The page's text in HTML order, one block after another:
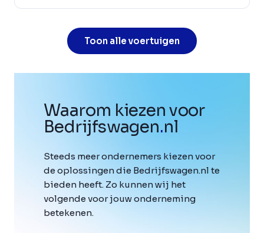
Toon alle voertuigen
Waarom kiezen voor
Bedrijfswagen.nl
Steeds meer ondernemers kiezen voor
de oplossingen die Bedrijfswagen.nl te
bieden heeft. Zo kunnen wij het
volgende voor jouw onderneming
betekenen.